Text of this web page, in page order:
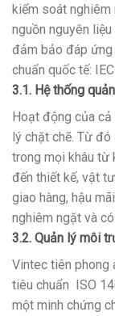
kiểm soát
nguồn nguyên
đảm bảo đáp
chuẩn quốc tế:
3.1. Hệ thống
Hoạt động của
lý chặt chẽ. Từ
trong mọi khâu từ
đến thiết kế, vật
giao hàng, hậu
nghiêm ngặt và
3.2. Quản lý môi
Vintec tiên phong
tiêu chuẩn ISO
một minh chứng